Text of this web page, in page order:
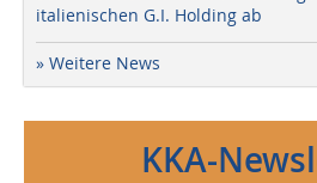
italienischen G.I. Holding ab
» Weitere News
KKA-